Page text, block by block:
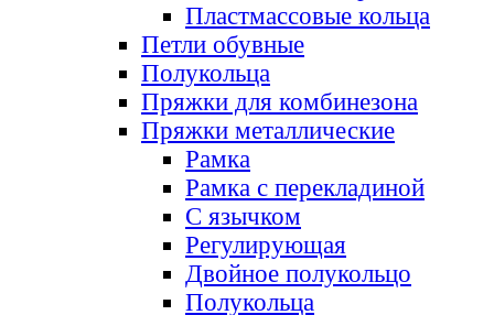
Пластмассовые кольца
Петли обувные
Полукольца
Пряжки для комбинезона
Пряжки металлические
Рамка
Рамка с перекладиной
С язычком
Регулирующая
Двойное полукольцо
Полукольца